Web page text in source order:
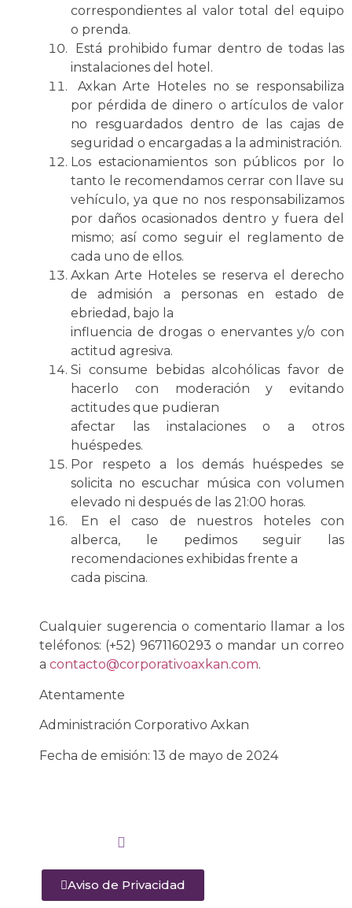
correspondientes al valor total del equipo
o prenda.
Está prohibido fumar dentro de todas las
instalaciones del hotel.
Axkan Arte Hoteles no se responsabiliza
por pérdida de dinero o artículos de valor
no resguardados dentro de las cajas de
seguridad o encargadas a la administración.
Los estacionamientos son públicos por lo
tanto le recomendamos cerrar con llave su
vehículo, ya que no nos responsabilizamos
por daños ocasionados dentro y fuera del
mismo; así como seguir el reglamento de
cada uno de ellos.
Axkan Arte Hoteles se reserva el derecho
de admisión a personas en estado de
ebriedad, bajo la
influencia de drogas o enervantes y/o con
actitud agresiva.
Si consume bebidas alcohólicas favor de
hacerlo con moderación y evitando
actitudes que pudieran
afectar las instalaciones o a otros
huéspedes.
Por respeto a los demás huéspedes se
solicita no escuchar música con volumen
elevado ni después de las 21:00 horas.
En el caso de nuestros hoteles con
alberca, le pedimos seguir las
recomendaciones exhibidas frente a
cada piscina.
Cualquier sugerencia o comentario llamar a los
teléfonos: (+52) 9671160293 o mandar un correo
a contacto@corporativoaxkan.com.
Atentamente
Administración Corporativo Axkan
Fecha de emisión: 13 de mayo de 2024
Aviso de Privacidad